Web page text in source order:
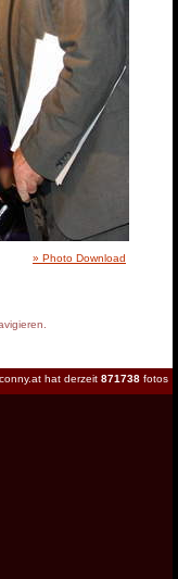
» Photo Download
conny.at hat derzeit 871738 fotos